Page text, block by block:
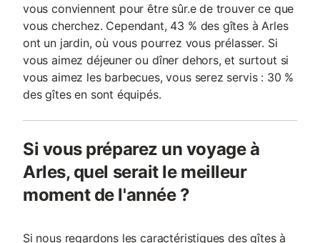
vous conviennent pour être sûr.e de trouver ce que
vous cherchez. Cependant, 43 % des gîtes à Arles
ont un jardin, où vous pourrez vous prélasser. Si
vous aimez déjeuner ou dîner dehors, et surtout si
vous aimez les barbecues, vous serez servis : 30 %
des gîtes en sont équipés.
Si vous préparez un voyage à
Arles, quel serait le meilleur
moment de l'année ?
Si nous regardons les caractéristiques des gîtes à